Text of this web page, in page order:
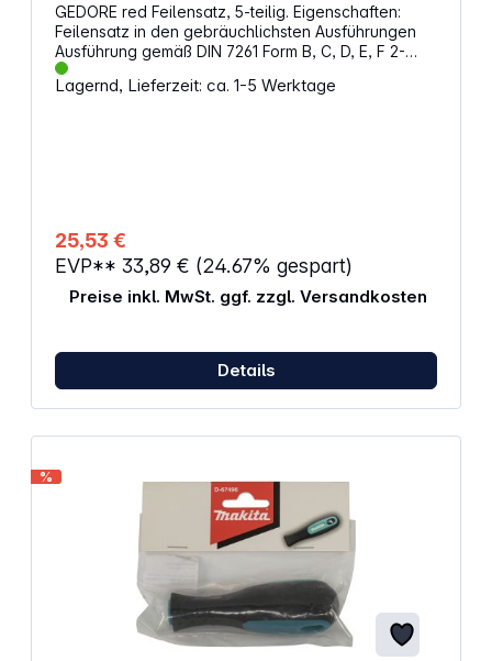
GEDORE red Feilensatz, 5-teilig. Eigenschaften:
Feilensatz in den gebräuchlichsten Ausführungen
Ausführung gemäß DIN 7261 Form B, C, D, E, F 2-
Komponenten-Griff, handschonende
Kraftübertragung Mit Aufhängeloch Aus
Lagernd, Lieferzeit: ca. 1-5 Werktage
25,53 €
EVP** 33,89 € (24.67% gespart)
Preise inkl. MwSt. ggf. zzgl. Versandkosten
Details
%